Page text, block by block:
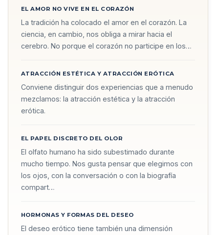
EL AMOR NO VIVE EN EL CORAZÓN
La tradición ha colocado el amor en el corazón. La
ciencia, en cambio, nos obliga a mirar hacia el
cerebro. No porque el corazón no participe en los…
ATRACCIÓN ESTÉTICA Y ATRACCIÓN ERÓTICA
Conviene distinguir dos experiencias que a menudo
mezclamos: la atracción estética y la atracción
erótica.
EL PAPEL DISCRETO DEL OLOR
El olfato humano ha sido subestimado durante
mucho tiempo. Nos gusta pensar que elegimos con
los ojos, con la conversación o con la biografía
compart…
HORMONAS Y FORMAS DEL DESEO
El deseo erótico tiene también una dimensión